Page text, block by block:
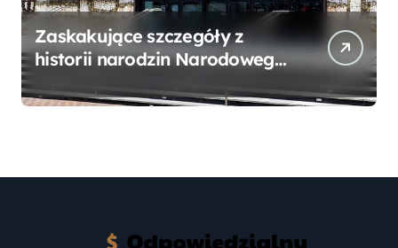
Zaskakujące szczegóły z
historii narodzin Narodowego
mogłeś nie wiedzieć